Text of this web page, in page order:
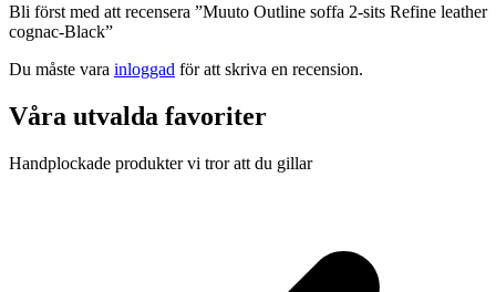
Bli först med att recensera ”Muuto Outline soffa 2-sits Refine leather
cognac-Black”
Du måste vara inloggad för att skriva en recension.
Våra utvalda favoriter
Handplockade produkter vi tror att du gillar